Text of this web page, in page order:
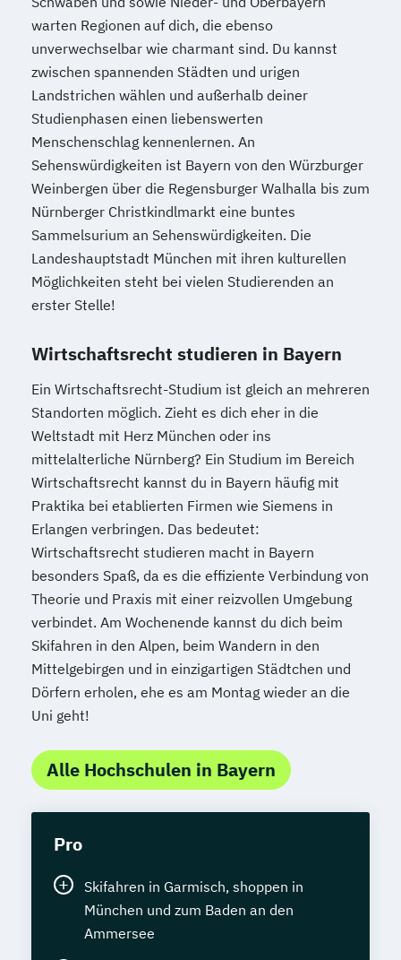
warten Regionen auf dich, die ebenso
unverwechselbar wie charmant sind. Du kannst
zwischen spannenden Städten und urigen
Landstrichen wählen und außerhalb deiner
Studienphasen einen liebenswerten
Menschenschlag kennenlernen. An
Sehenswürdigkeiten ist Bayern von den Würzburger
Weinbergen über die Regensburger Walhalla bis zum
Nürnberger Christkindlmarkt eine buntes
Sammelsurium an Sehenswürdigkeiten. Die
Landeshauptstadt München mit ihren kulturellen
Möglichkeiten steht bei vielen Studierenden an
erster Stelle!
Wirtschaftsrecht studieren in Bayern
Ein Wirtschaftsrecht-Studium ist gleich an mehreren
Standorten möglich. Zieht es dich eher in die
Weltstadt mit Herz München oder ins
mittelalterliche Nürnberg? Ein Studium im Bereich
Wirtschaftsrecht kannst du in Bayern häufig mit
Praktika bei etablierten Firmen wie Siemens in
Erlangen verbringen. Das bedeutet:
Wirtschaftsrecht studieren macht in Bayern
besonders Spaß, da es die effiziente Verbindung von
Theorie und Praxis mit einer reizvollen Umgebung
verbindet. Am Wochenende kannst du dich beim
Skifahren in den Alpen, beim Wandern in den
Mittelgebirgen und in einzigartigen Städtchen und
Dörfern erholen, ehe es am Montag wieder an die
Uni geht!
Alle Hochschulen in Bayern
Pro
Skifahren in Garmisch, shoppen in
München und zum Baden an den
Ammersee